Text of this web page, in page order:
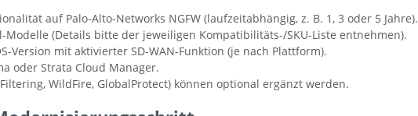
auf Palo-Alto-Networks NGFW (laufzeitabhängig, z. B. 1, 3 oder 5 Jahre).
Modelle (Details bitte der jeweiligen Kompatibilitäts-/SKU-Liste entnehmen).
Version mit aktivierter SD-WAN-Funktion (je nach Plattform).
oder Strata Cloud Manager.
WildFire, GlobalProtect) können optional ergänzt werden.